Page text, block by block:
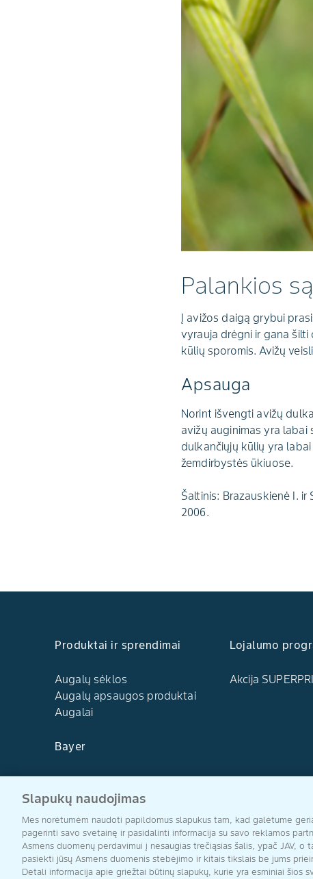
Palankios
Į avižos daigą grybui
vyrauja drėgni ir gana
kūlių sporomis. Avižų
Apsauga
Norint išvengti avižų
avižų auginimas yra
dulkančiųjų kūlių yra
žemdirbystės ūkiuose.
Šaltinis: Brazauskienė I.
2006.
Produktai ir sprendimai
Augalų sėklos
Augalų apsaugos produktai
Augalai
Lojalumo
Akcija
Bayer
Kontaktai
Slapukų naudojimas
Mes norėtumėm naudoti papildomus slapukus tam, kad galėtume
pagerinti savo svetainę ir pasidalinti informacija su savo reklamos
Asmens duomenų perdavimui į nesaugias trečiąsias šalis, ypač JAV,
pasiekti jūsų Asmens duomenis stebėjimo ir kitais tikslais be jums
Detali informacija apie griežtai būtinų slapukų, kurie yra esminiai šios